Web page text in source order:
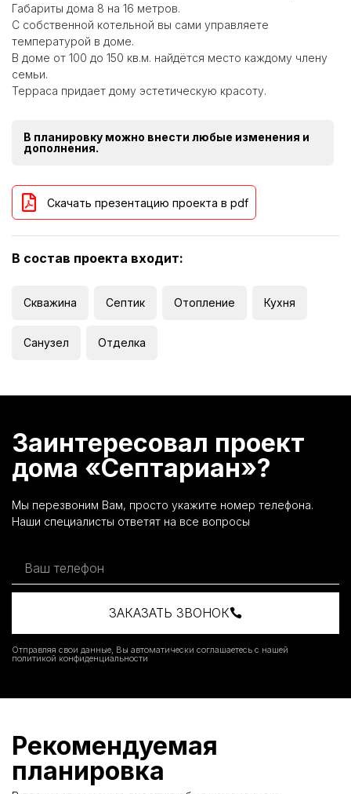
Габариты дома 8 на 16 метров.
С собственной котельной вы сами управляете
температурой в доме.
В доме от 100 до 150 кв.м. найдётся место каждому члену
семьи.
Терраса придает дому эстетическую красоту.
В планировку можно внести любые изменения и
дополнения.
Скачать презентацию проекта в pdf
В состав проекта входит:
Скважина Септик Отопление Кухня
Санузел Отделка
Заинтересовал проект
дома «Септариан»?
Мы перезвоним Вам, просто укажите номер телефона.
Наши специалисты ответят на все вопросы
ЗАКАЗАТЬ ЗВОНОК
Отправляя свои данные, Вы автоматически соглашаетесь с нашей
политикой конфиденциальности
Рекомендуемая
планировка